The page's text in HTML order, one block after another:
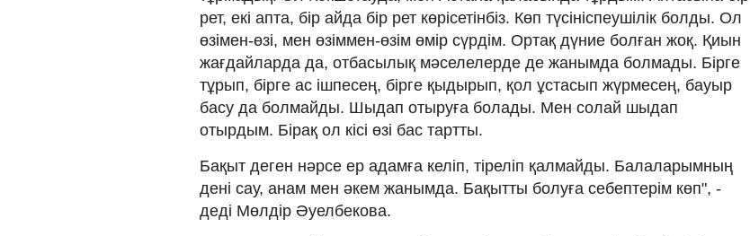
рет, екі апта, бір айда бір рет көрісетінбіз. Көп түсініспеушілік болды. Ол
өзімен-өзі, мен өзіммен-өзім өмір сүрдім. Ортақ дүние болған жоқ. Қиын
жағдайларда да, отбасылық мәселелерде де жанымда болмады. Бірге
тұрып, бірге ас ішпесең, бірге қыдырып, қол ұстасып жүрмесең, бауыр
басу да болмайды. Шыдап отыруға болады. Мен солай шыдап
отырдым. Бірақ ол кісі өзі бас тартты.
Бақыт деген нәрсе ер адамға келіп, тіреліп қалмайды. Балаларымның
дені сау, анам мен әкем жанымда. Бақытты болуға себептерім көп", -
деді Мөлдір Әуелбекова.